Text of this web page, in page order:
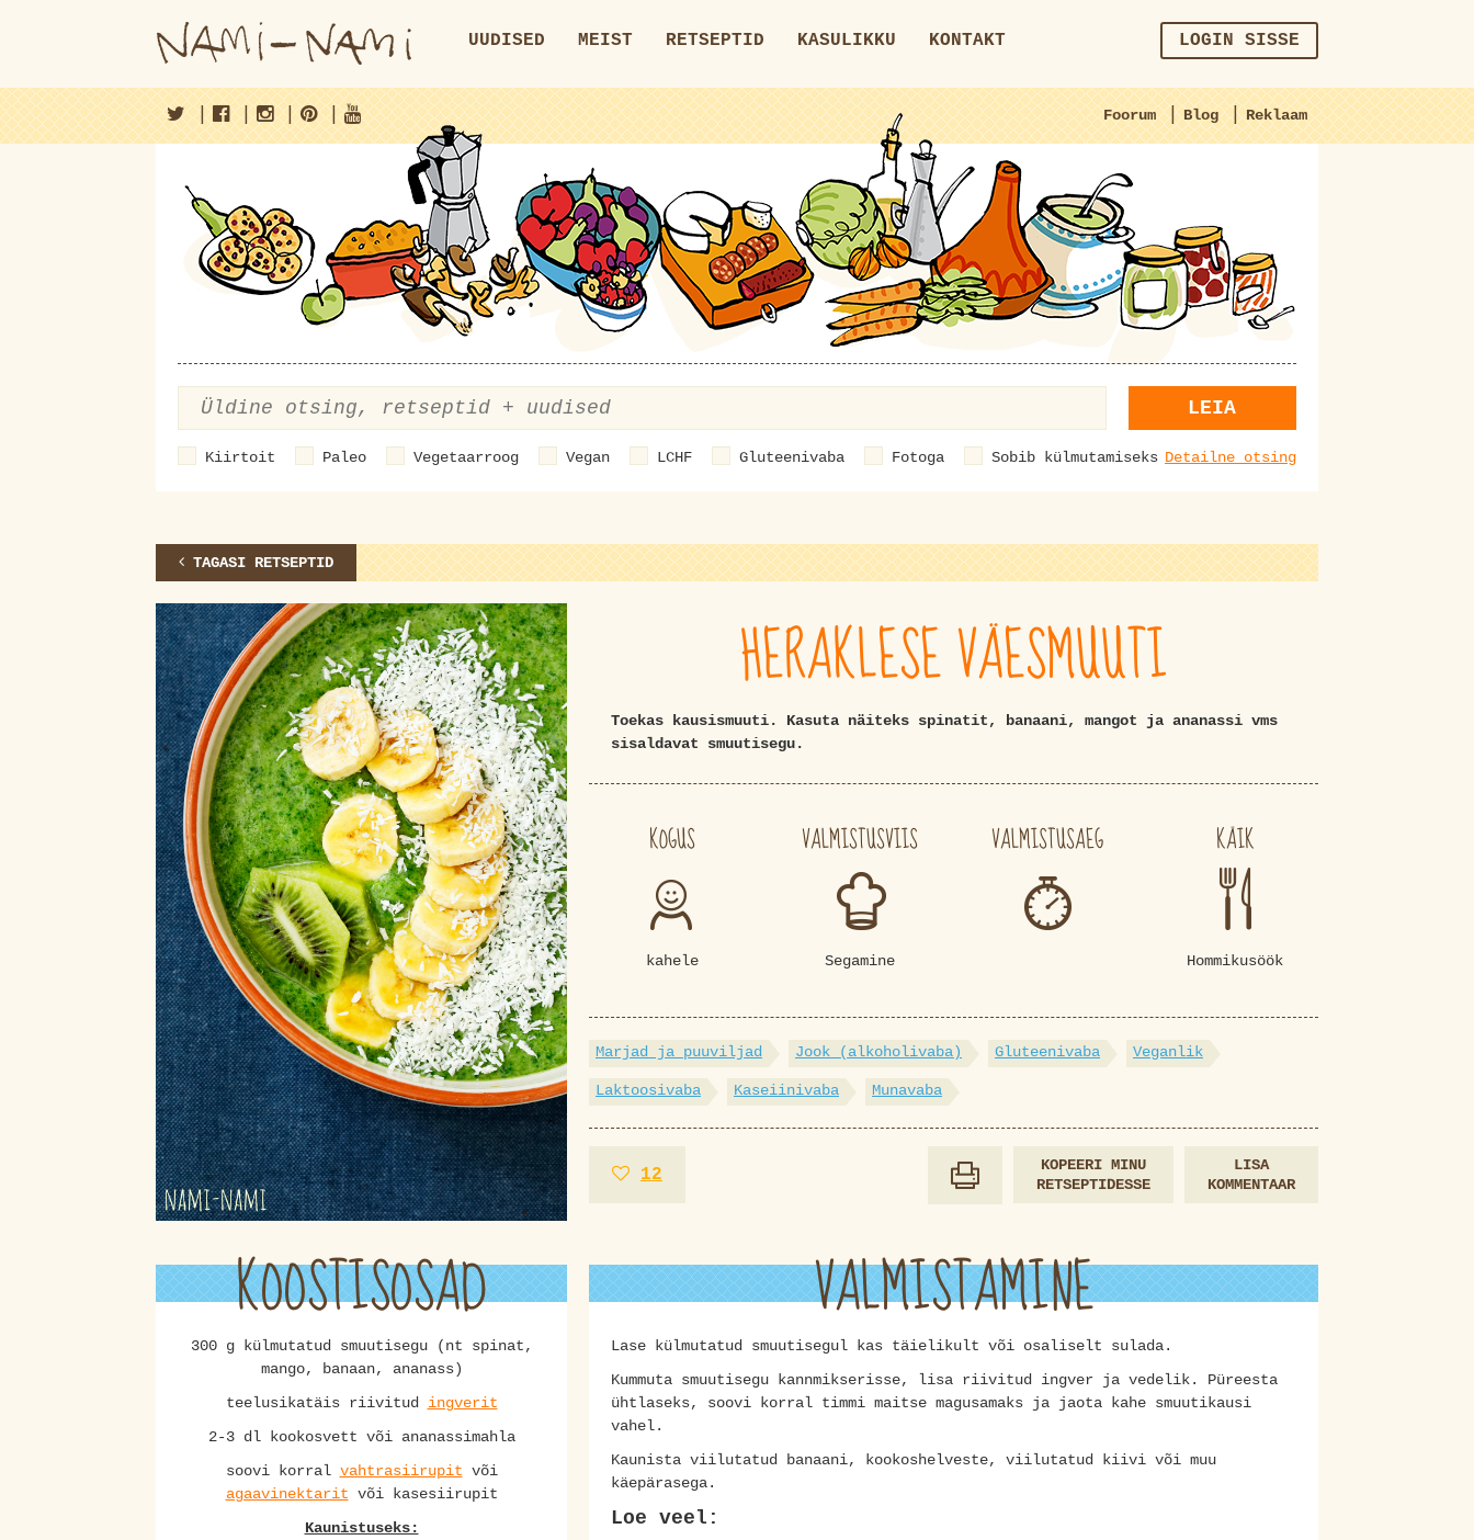
UUDISED MEIST RETSEPTID KASULIKKU KONTAKT LOGIN SISSE
Foorum | Blog | Reklaam
| | | |
LEIA
Kiirtoit Paleo Vegetaarroog Vegan LCHF Gluteenivaba Fotoga Sobib külmutamiseks Detailne otsing
TAGASI RETSEPTID
HERAKLESE VÄESMUUTI
Toekas kausismuuti. Kasuta näiteks spinatit, banaani, mangot ja ananassi vms
sisaldavat smuutisegu.
KOGUS
kahele
VALMISTUSVIIS
Segamine
VALMISTUSAEG KÄIK
Hommikusöök
Marjad ja puuviljad Jook (alkoholivaba) Gluteenivaba Veganlik
Laktoosivaba Kaseiinivaba Munavaba
12
LISA
KOMMENTAAR
KOPEERI MINU
RETSEPTIDESSE
KOOSTISOSAD
300 g külmutatud smuutisegu (nt spinat,
mango, banaan, ananass)
teelusikatäis riivitud ingverit
2-3 dl kookosvett või ananassimahla
soovi korral vahtrasiirupit või
agaavinektarit või kasesiirupit
Kaunistuseks:
VALMISTAMINE
Lase külmutatud smuutisegul kas täielikult või osaliselt sulada.
Kummuta smuutisegu kannmikserisse, lisa riivitud ingver ja vedelik. Püreesta
ühtlaseks, soovi korral timmi maitse magusamaks ja jaota kahe smuutikausi
vahel.
Kaunista viilutatud banaani, kookoshelveste, viilutatud kiivi või muu
käepärasega.
Loe veel: